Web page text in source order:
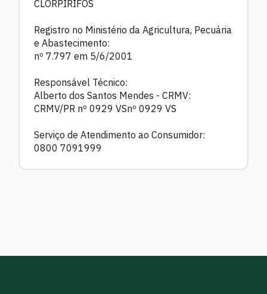
CLORPIRIFÓS
Registro no Ministério da Agricultura, Pecuária
e Abastecimento:
nº 7.797 em 5/6/2001
Responsável Técnico:
Alberto dos Santos Mendes - CRMV:
CRMV/PR nº 0929 VSnº 0929 VS
Serviço de Atendimento ao Consumidor:
0800 7091999